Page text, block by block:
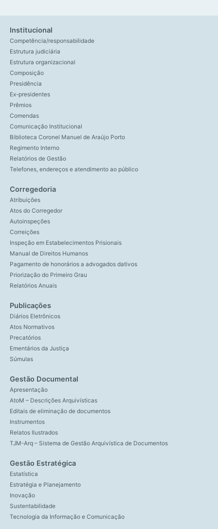
Institucional
Competência/responsabilidade
Estrutura judiciária
Estrutura organizacional
Composição
Presidência
Ex-presidentes
Prêmios
Comendas
Comunicação Institucional
Biblioteca Coronel Manuel de Araújo Porto
Regimento Interno
Relatórios de Gestão
Telefones, endereços e atendimento ao público
Corregedoria
Atribuições
Atos do Corregedor
Autoinspeções
Correições
Inspeção em Estabelecimentos Prisionais
Manual de Direitos Humanos
Pagamento de honorários a advogados dativos
Priorização do Primeiro Grau
Relatórios Anuais
Publicações
Diários Eletrônicos
Atos Normativos
Precatórios
Ementários da Justiça
Súmulas
Gestão Documental
Apresentação
AtoM – Descrições Arquivísticas
Editais de eliminação de documentos
Instrumentos
Relatos Ilustrados
TJM-Arq – Sistema de Gestão Arquivística de Documentos
Gestão Estratégica
Estatística
Estratégia e Planejamento
Inovação
Sustentabilidade
Tecnologia da Informação e Comunicação